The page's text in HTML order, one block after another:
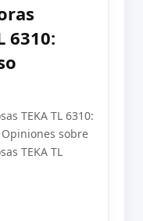
6310:
TEKA TL 6310:
sobre
TEKA TL